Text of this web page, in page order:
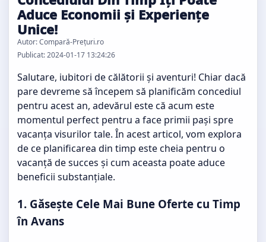
Aduce Economii și Experiențe
Unice!
Autor: Compară-Prețuri.ro
Publicat: 2024-01-17 13:24:26
Salutare, iubitori de călătorii și aventuri! Chiar dacă
pare devreme să începem să planificăm concediul
pentru acest an, adevărul este că acum este
momentul perfect pentru a face primii pași spre
vacanța visurilor tale. În acest articol, vom explora
de ce planificarea din timp este cheia pentru o
vacanță de succes și cum aceasta poate aduce
beneficii substanțiale.
1. Găsește Cele Mai Bune Oferte cu Timp
în Avans